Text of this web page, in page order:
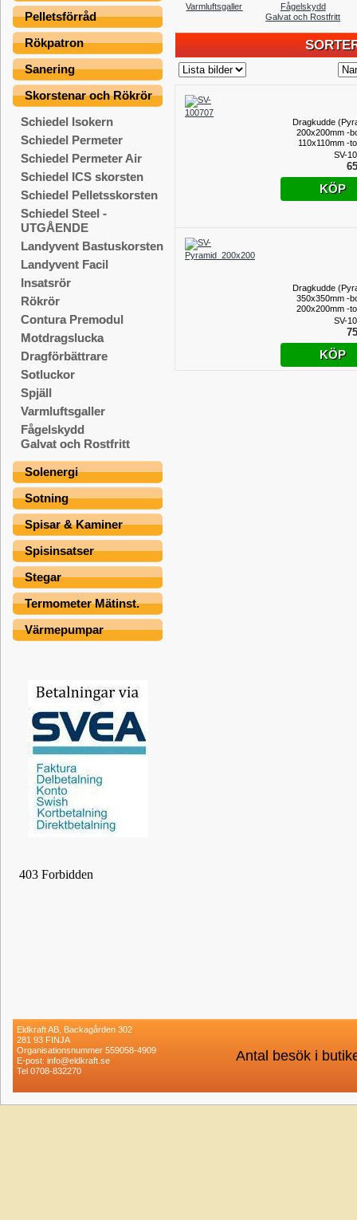
Pelletsförråd
Rökpatron
Sanering
Skorstenar och Rökrör
Schiedel Isokern
Schiedel Permeter
Schiedel Permeter Air
Schiedel ICS skorsten
Schiedel Pelletsskorsten
Schiedel Steel -
UTGÅENDE
Landyvent Bastuskorsten
Landyvent Facil
Insatsrör
Rökrör
Contura Premodul
Motdragslucka
Dragförbättrare
Sotluckor
Spjäll
Varmluftsgaller
Fågelskydd
Galvat och Rostfritt
Solenergi
Sotning
Spisar & Kaminer
Spisinsatser
Stegar
Termometer Mätinst.
Värmepumpar
Varmluftsgaller
Fågelskydd
Galvat och Rostfritt
Dragkudde
200x200mm -
110x110mm -
SV-
KÖP
Dragkudde
350x350mm -
200x200mm -
SV-
KÖP
Eldkraft AB, Backagården 302
281 93 FINJA
Organisationsnummer 559058-4909
E-post: info@eldkraft.se
Tel 0708-832270
Antal besök i